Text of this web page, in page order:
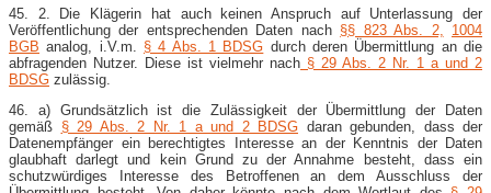
45. 2. Die Klägerin hat auch keinen Anspruch auf Unterlassung der
Veröffentlichung der entsprechenden Daten nach §§ 823 Abs. 2,
1004
BGB analog, i.V.m. § 4 Abs. 1 BDSG durch deren Übermittlung an die
abfragenden Nutzer. Diese ist vielmehr nach § 29 Abs. 2 Nr. 1 a und 2
BDSG zulässig.
46. a) Grundsätzlich ist die Zulässigkeit der Übermittlung der Daten
gemäß § 29 Abs. 2 Nr. 1 a und 2 BDSG daran gebunden, dass der
Datenempfänger ein berechtigtes Interesse an der Kenntnis der Daten
glaubhaft darlegt und kein Grund zu der Annahme besteht, dass ein
schutzwürdiges Interesse des Betroffenen an dem Ausschluss der